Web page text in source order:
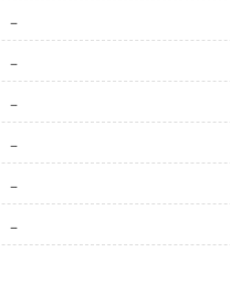
－
－
－
－
－
－